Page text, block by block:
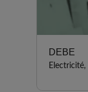
DEBE
Electricité,